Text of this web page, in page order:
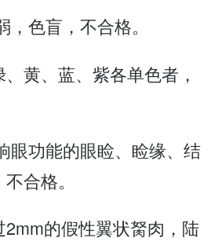
，色盲，不合格。
黄、蓝、紫各单色者，
眼功能的眼睑、睑缘、结
合格。
的假性翼状胬肉，陆